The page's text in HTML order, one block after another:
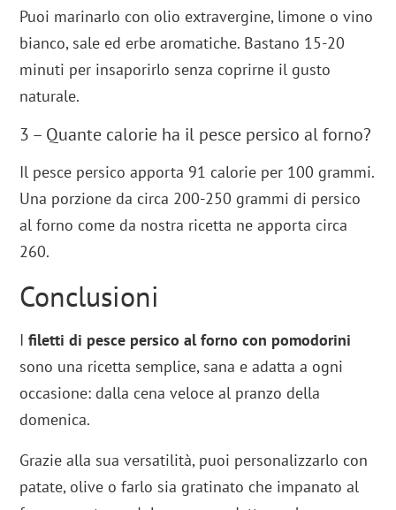
Puoi marinarlo con olio extravergine, limone o vino
bianco, sale ed erbe aromatiche. Bastano 15-20
minuti per insaporirlo senza coprirne il gusto
naturale.
3 – Quante calorie ha il pesce persico al forno?
Il pesce persico apporta 91 calorie per 100 grammi.
Una porzione da circa 200-250 grammi di persico
al forno come da nostra ricetta ne apporta circa
260.
Conclusioni
Ifiletti di pesce persico al forno con pomodorini
sono una ricetta semplice, sana e adatta a ogni
occasione: dalla cena veloce al pranzo della
domenica.
Grazie alla sua versatilità, puoi personalizzarlo con
patate, olive o farlo sia gratinato che impanato al